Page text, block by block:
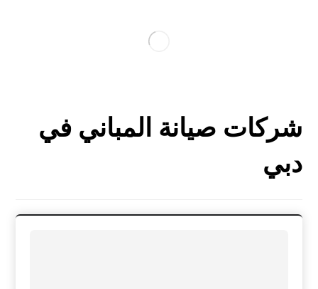
شركات صيانة المباني في
دبي